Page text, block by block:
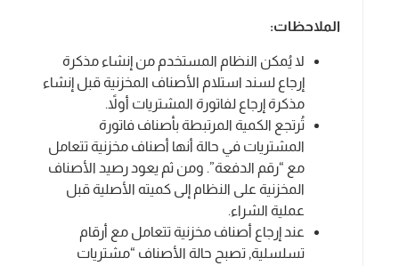
الملاحظات:
لا يُمكن النظام المستخدم من إنشاء مذكرة
إرجاع لسند استلام الأصناف المخزنية قبل إنشاء
مذكرة إرجاع لفاتورة المشتريات أولاً.
تُرتجع الكمية المرتبطة بأصناف فاتورة
المشتريات في حالة أنها أصناف مخزنية تتعامل
مع “رقم الدفعة”. ومن ثم يعود رصيد الأصناف
المخزنية على النظام إلى كميته الأصلية قبل
عملية الشراء.
عند إرجاع أصناف مخزنية تتعامل مع أرقام
تسلسلية, تصبح حالة الأصناف “مشتريات